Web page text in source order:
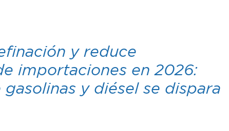
y reduce
importaciones en 2026:
y diésel se dispara